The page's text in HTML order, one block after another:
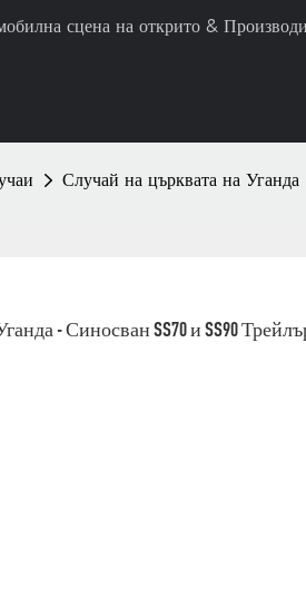
сцена на открито &
Случай на църквата на
- Синосван SS70 и SS90